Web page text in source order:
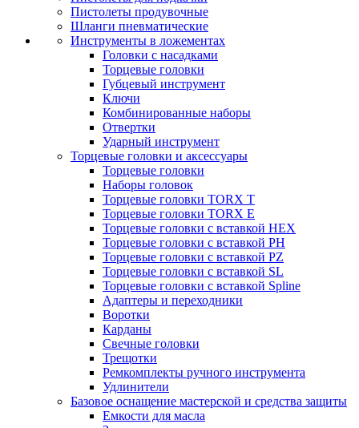
Пистолеты продувочные
Шланги пневматические
Инструменты в ложементах
Головки с насадками
Торцевые головки
Губцевый инструмент
Ключи
Комбинированные наборы
Отвертки
Ударный инструмент
Торцевые головки и аксессуары
Торцевые головки
Наборы головок
Торцевые головки TORX T
Торцевые головки TORX Е
Торцевые головки с вставкой HEX
Торцевые головки с вставкой PH
Торцевые головки с вставкой PZ
Торцевые головки с вставкой SL
Торцевые головки с вставкой Spline
Адаптеры и переходники
Воротки
Карданы
Свечные головки
Трещотки
Ремкомплекты ручного инструмента
Удлинители
Базовое оснащение мастерской и средства защиты
Емкости для масла